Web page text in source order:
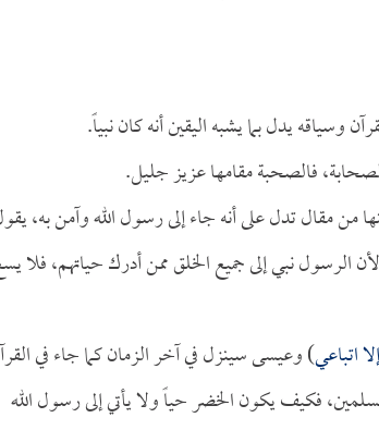
وسياقه يدل بما يشبه اليقين أنه كان نبياً.
فالصحبة مقامها عزيز جليل.
مقال تدل على أنه جاء إلى رسول الله وآمن به،
الرسول نبي إلى جميع الخلق ممن أدرك حياتهم، فلا
اتباعي) وعيسى سينزل في آخر الزمان كما جاء في
فكيف يكون الخضر حياً ولا يأتي إلى رسول الله